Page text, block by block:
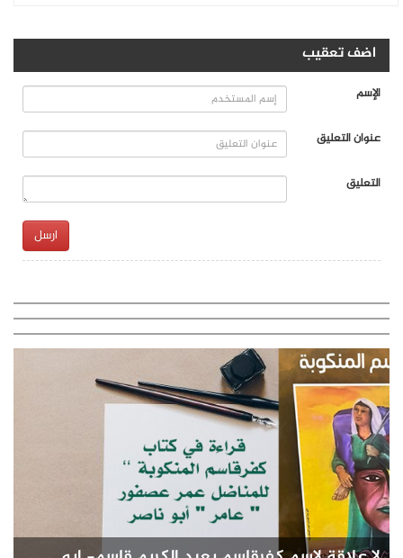
اضف تعقيب
الإسم
عنوان التعليق
التعليق
ارسل